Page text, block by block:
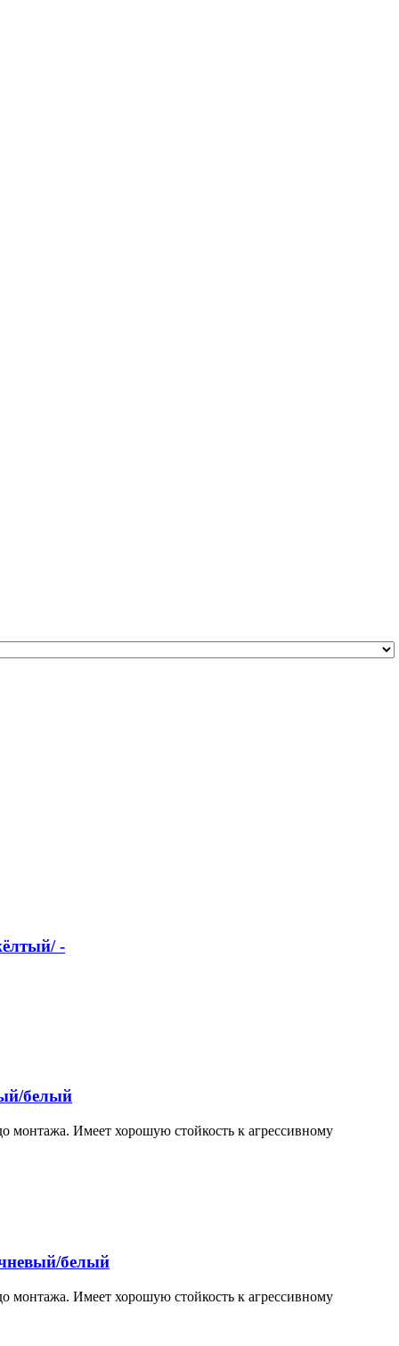
-
белый
монтажа. Имеет хорошую стойкость к агрессивному
белый
монтажа. Имеет хорошую стойкость к агрессивному